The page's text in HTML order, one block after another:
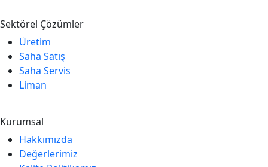
Sektörel Çözümler
Üretim
Saha Satış
Saha Servis
Liman
Kurumsal
Hakkımızda
Değerlerimiz